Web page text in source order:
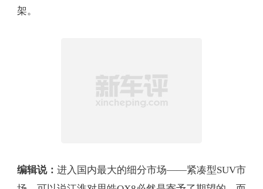
架。
编辑说： 进入国内最大的细分市场——紧凑型SUV市